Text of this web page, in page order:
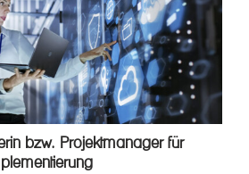
bzw. Projektmanager für